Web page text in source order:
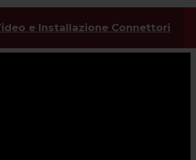
e Installazione Connettori